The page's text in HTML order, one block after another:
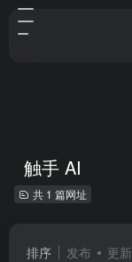
触手 AI
共 1 篇网址
排序 发布 更新